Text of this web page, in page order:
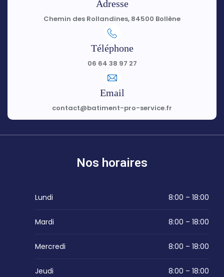
Adresse
Chemin des Rollandines, 84500 Bollène
Téléphone
06 64 38 97 27
Email
contact@batiment-pro-service.fr
Nos horaires
Lundi 8:00 – 18:00
Mardi 8:00 – 18:00
Mercredi 8:00 – 18:00
Jeudi 8:00 – 18:00